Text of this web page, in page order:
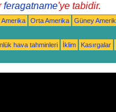
feragatname'ye tabidir.
Orta Amerika
Güney
hava tahminleri İklim
Kasırgalar